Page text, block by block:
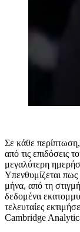
Σε κάθε περίπτωση,
από τις επιδόσεις
μεγαλύτερη
Υπενθυμίζεται
μήνα, από τη
δεδομένα
τελευταίες
Cambridge